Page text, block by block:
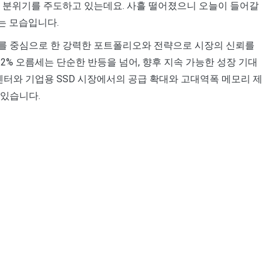
위기를 주도하고 있는데요. 사흘 떨어졌으니 오늘이 들어갈
모습입니다.
중심으로 한 강력한 포트폴리오와 전략으로 시장의 신뢰를
오름세는 단순한 반등을 넘어, 향후 지속 가능한 성장 기대
와 기업용 SSD 시장에서의 공급 확대와 고대역폭 메모리 제
습니다.